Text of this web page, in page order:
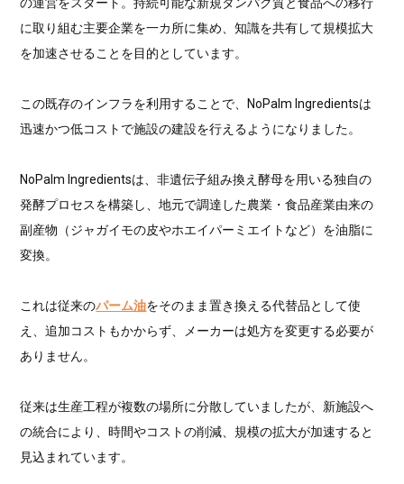
に取り組む主要企業を一カ所に集め、知識を共有して規模拡大
を加速させることを目的としています。
この既存のインフラを利用することで、NoPalm Ingredientsは
迅速かつ低コストで施設の建設を行えるようになりました。
NoPalm Ingredientsは、非遺伝子組み換え酵母を用いる独自の
発酵プロセスを構築し、地元で調達した農業・食品産業由来の
副産物（ジャガイモの皮やホエイパーミエイトなど）を油脂に
変換。
これは従来のパーム油をそのまま置き換える代替品として使
え、追加コストもかからず、メーカーは処方を変更する必要が
ありません。
従来は生産工程が複数の場所に分散していましたが、新施設へ
の統合により、時間やコストの削減、規模の拡大が加速すると
見込まれています。